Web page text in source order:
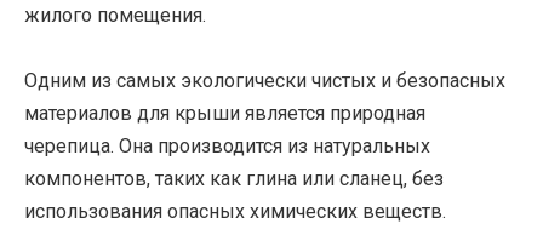
жилого помещения.
Одним из самых экологически чистых и безопасных
материалов для крыши является природная
черепица. Она производится из натуральных
компонентов, таких как глина или сланец, без
использования опасных химических веществ.